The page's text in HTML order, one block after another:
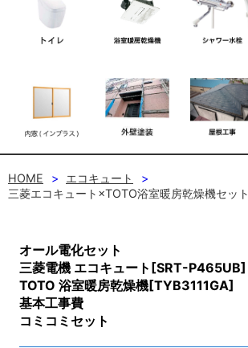
HOME
エコキュート
三菱エコキュート×TOTO浴室暖房乾燥機セット
オール電化セット
三菱電機 エコキュート[SRT-P465UB]
TOTO 浴室暖房乾燥機[TYB3111GA]
基本工事費
コミコミセット